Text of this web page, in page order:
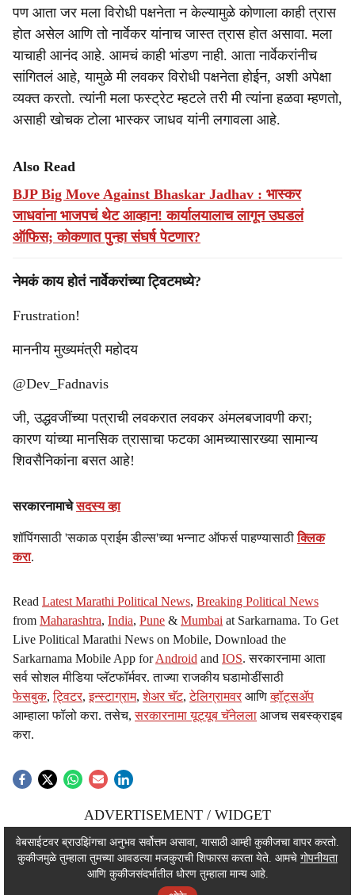
पण आता जर मला विरोधी पक्षनेता न केल्यामुळे कोणाला काही त्रास
होत असेल आणि तो नार्वेकर यांनाच जास्त त्रास होत असावा. मला
याचाही आनंद आहे. आमचं काही भांडण नाही. आता नार्वेकरांनीच
सांगितलं आहे, यामुळे मी लवकर विरोधी पक्षनेता होईन, अशी अपेक्षा
व्यक्त करतो. त्यांनी मला फस्ट्रेट म्हटले तरी मी त्यांना हळवा म्हणतो,
असाही खोचक टोला भास्कर जाधव यांनी लगावला आहे.
Also Read
BJP Big Move Against Bhaskar Jadhav : भास्कर
जाधवांना भाजपचं थेट आव्हान! कार्यालयालाच लागून उघडलं
ऑफिस; कोकणात पुन्हा संघर्ष पेटणार?
नेमकं काय होतं नार्वेकरांच्या ट्विटमध्ये?
Frustration!
माननीय मुख्यमंत्री महोदय
@Dev_Fadnavis
जी, उद्धवजींच्या पत्राची लवकरात लवकर अंमलबजावणी करा;
कारण यांच्या मानसिक त्रासाचा फटका आमच्यासारख्या सामान्य
शिवसैनिकांना बसत आहे!
सरकारनामाचेसदस्य व्हा
शॉपिंगसाठी 'सकाळ प्राईम डील्स'च्या भन्नाट ऑफर्स पाहण्यासाठीक्लिक
करा.
Read Latest Marathi Political News, Breaking Political News
from Maharashtra, India, Pune & Mumbai at Sarkarnama. To Get
Live Political Marathi News on Mobile, Download the
Sarkarnama Mobile App forAndroid and IOS. सरकारनामा आता
सर्व सोशल मीडिया प्लॅटफॉर्मवर. ताज्या राजकीय घडामोडींसाठी
फेसबुक,ट्विटर,इन्स्टाग्राम,शेअर चॅट,टेलिग्रामवर आणिव्हॉट्सॲप
आम्हाला फॉलो करा. तसेच,सरकारनामा यूट्यूब चॅनेलला आजच सबस्क्राइब
करा.
ADVERTISEMENT / WIDGET
ADVERTISEMENT / WIDGET
ADVERTISEMENT / WIDGET
वेबसाईटवर ब्राउझिंगचा अनुभव सर्वोत्तम असावा, यासाठी आम्ही कुकीजचा वापर करतो.
कुकीजमुळे तुम्हाला तुमच्या आवडत्या मजकुराची शिफारस करता येते. आमचे गोपनीयता
आणि कुकीजसंदर्भातील धोरण तुम्हाला मान्य आहे.